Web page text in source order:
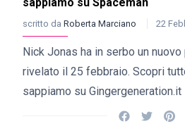
scritto da Roberta Marciano 22
Nick Jonas ha in serbo un
rivelato il 25 febbraio. Scopri
sappiamo su Gingergeneration.it